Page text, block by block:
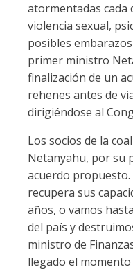
atormentadas cada
violencia sexual,
posibles
primer ministro
finalización de un
rehenes antes de
dirigiéndose al
Los socios de la
Netanyahu, por su
acuerdo propuesto.
recupera sus
años, o vamos
del país y
ministro de
llegado el